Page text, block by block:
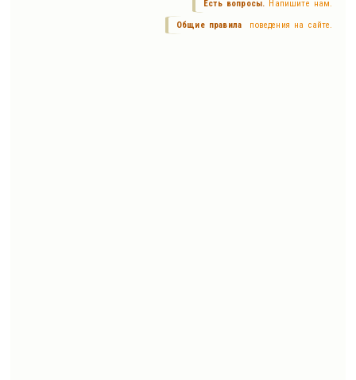
Есть вопросы. Напишите нам.
Общие правила поведения на сайте.